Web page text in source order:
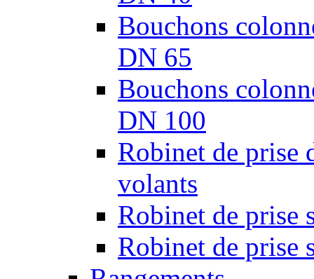
Bouchons
DN 65
Bouchons
DN 100
Robinet de prise
volants
Robinet de prise
Robinet de prise